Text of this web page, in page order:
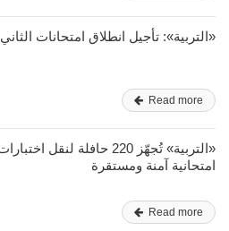
«التربية»: تأجيل انطلاق امتحانات الثاني عشر
Read more
«التربية» تُجهّز 220 حافلة
امتحانية آمنة ومستقرة
Read more